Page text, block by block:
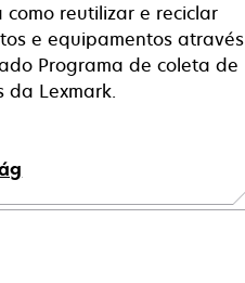
como reutilizar e reciclar
e equipamentos através
Programa de coleta de
da Lexmark.